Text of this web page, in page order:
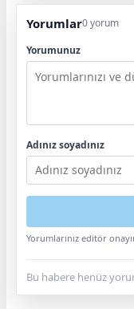
Yorumlar0 yorum
Yorumunuz
Adınız soyadınız
Yorumlarınız editör
Bu habere henüz